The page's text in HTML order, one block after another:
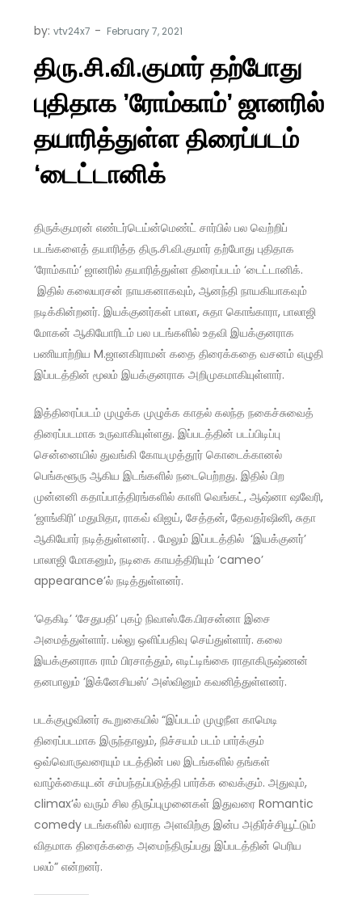
by:vtv24x7
திரு.சி.வி.குமார் தற்போது
புதிதாக ’ரோம்காம்’ ஜானரில்
தயாரித்துள்ள திரைப்படம்
‘டைட்டானிக்
திருக்குமரன் எண்டர்டெய்ன்மெண்ட் சார்பில் பல வெற்றிப்
படங்களைத் தயாரித்த திரு.சி.வி.குமார் தற்போது புதிதாக
’ரோம்காம்’ ஜானரில் தயாரித்துள்ள திரைப்படம் ‘டைட்டானிக்.
இதில் கலையரசன் நாயகனாகவும், ஆனந்தி நாயகியாகவும்
நடிக்கின்றனர். இயக்குனர்கள் பாலா, சுதா கொங்காரா, பாலாஜி
மோகன் ஆகியோரிடம் பல படங்களில் உதவி இயக்குனராக
பணியாற்றிய M.ஜானகிராமன் கதை திரைக்கதை வசனம் எழுதி
இப்படத்தின் மூலம் இயக்குனராக அறிமுகமாகியுள்ளார்.
இத்திரைப்படம் முழுக்க முழுக்க காதல் கலந்த நகைச்சுவைத்
திரைப்படமாக உருவாகியுள்ளது. இப்படத்தின் படப்பிடிப்பு
சென்னையில் துவங்கி கோயமுத்தூர் கொடைக்கானல்
பெங்களூரு ஆகிய இடங்களில் நடைபெற்றது. இதில் பிற
முன்னனி கதாப்பாத்திரங்களில் காளி வெங்கட், ஆஷ்னா ஷவேரி,
‘ஜாங்கிரி’ மதுமிதா, ராகவ் விஜய், சேத்தன், தேவதர்ஷினி, சுதா
ஆகியோர் நடித்துள்ளனர். . மேலும் இப்படத்தில் ‘இயக்குனர்’
பாலாஜி மோகனும், நடிகை காயத்திரியும் ‘cameo’
appearance’ல் நடித்துள்ளனர்.
‘தெகிடி’ ‘சேதுபதி’ புகழ் நிவாஸ்.கே.பிரசன்னா இசை
அமைத்துள்ளார். பல்லு ஒளிப்பதிவு செய்துள்ளார். கலை
இயக்குனராக ராம் பிரசாத்தும், எடிட்டிங்கை ராதாகிருஷ்ணன்
தனபாலும் ’இக்னேசியஸ்’ அஸ்வினும் கவனித்துள்ளனர்.
படக்குழுவினர் கூறுகையில் “இப்படம் முழுநீள காமெடி
திரைப்படமாக இருந்தாலும், நிச்சயம் படம் பார்க்கும்
ஒவ்வொருவரையும் படத்தின் பல இடங்களில் தங்கள்
வாழ்க்கையுடன் சம்பந்தப்படுத்தி பார்க்க வைக்கும். அதுவும்,
climax’ல் வரும் சில திருப்புமுனைகள் இதுவரை Romantic
comedy படங்களில் வராத அளவிற்கு இன்ப அதிர்ச்சியூட்டும்
விதமாக திரைக்கதை அமைந்திருப்பது இப்படத்தின் பெரிய
பலம்” என்றனர்.